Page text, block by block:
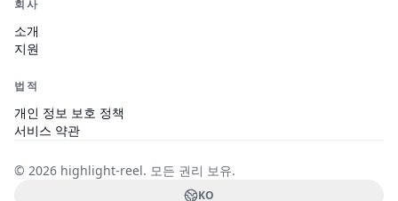
회사
소개
지원
법적
개인 정보 보호 정책
서비스 약관
© 2026 highlight-reel. 모든 권리 보유.
KO